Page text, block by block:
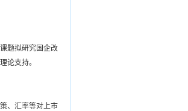
题拟研究国企改
论支持。
、汇率等对上市